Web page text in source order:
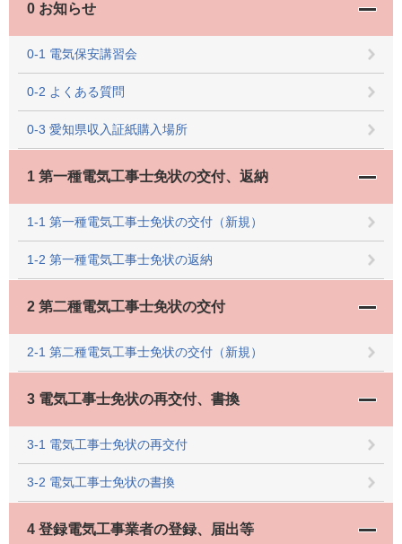
0 お知らせ
0-1 電気保安講習会
0-2 よくある質問
0-3 愛知県収入証紙購入場所
1 第一種電気工事士免状の交付、返納
1-1 第一種電気工事士免状の交付（新規）
1-2 第一種電気工事士免状の返納
2 第二種電気工事士免状の交付
2-1 第二種電気工事士免状の交付（新規）
3 電気工事士免状の再交付、書換
3-1 電気工事士免状の再交付
3-2 電気工事士免状の書換
4 登録電気工事業者の登録、届出等